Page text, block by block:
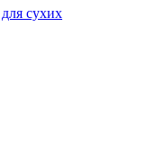
сухих